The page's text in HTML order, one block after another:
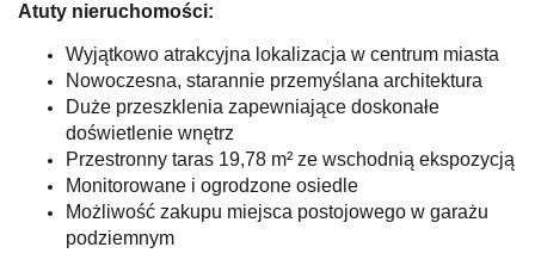
Atuty nieruchomości:
Wyjątkowo atrakcyjna lokalizacja w centrum miasta
Nowoczesna, starannie przemyślana architektura
Duże przeszklenia zapewniające doskonałe
doświetlenie wnętrz
Przestronny taras 19,78 m² ze wschodnią ekspozycją
Monitorowane i ogrodzone osiedle
Możliwość zakupu miejsca postojowego w garażu
podziemnym